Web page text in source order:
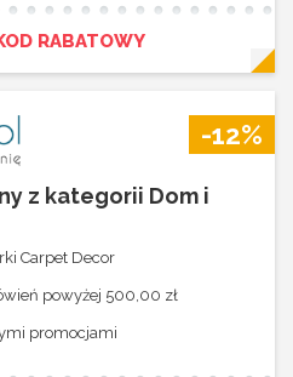
RABATOWY
-12%
z kategorii Dom i
Carpet Decor
powyżej 500,00 zł
promocjami